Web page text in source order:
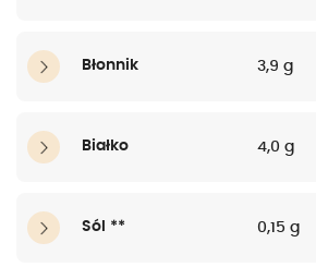
Błonnik 3,9 g
Białko 4,0 g
Sól ** 0,15 g